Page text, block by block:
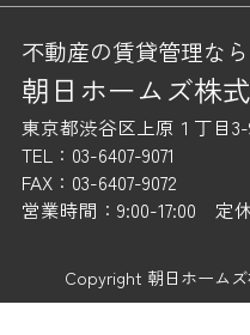
不動産の賃貸管理なら
朝日ホームズ株
東京都渋谷区上原１丁目3-
TEL：03-6407-9071
FAX：03-6407-9072
営業時間：9:00-17:00 定
Copyright 朝日ホーム